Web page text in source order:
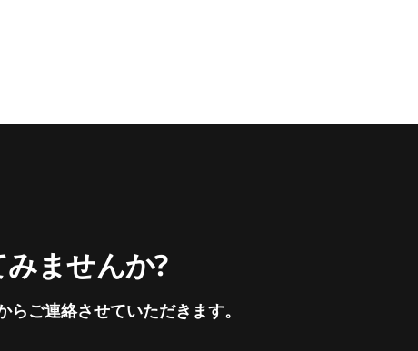
ませんか?
ご連絡させていただきます。